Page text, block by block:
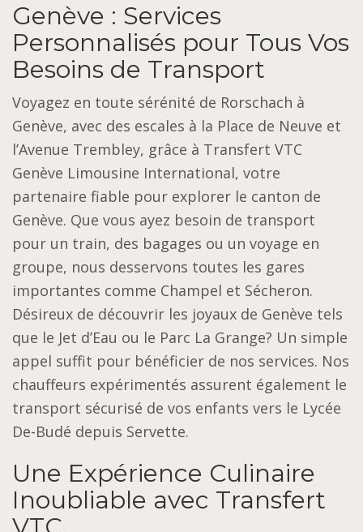
Genève : Services
Personnalisés pour Tous Vos
Besoins de Transport
Voyagez en toute sérénité de Rorschach à
Genève, avec des escales à la Place de Neuve et
l’Avenue Trembley, grâce à Transfert VTC
Genève Limousine International, votre
partenaire fiable pour explorer le canton de
Genève. Que vous ayez besoin de transport
pour un train, des bagages ou un voyage en
groupe, nous desservons toutes les gares
importantes comme Champel et Sécheron.
Désireux de découvrir les joyaux de Genève tels
que le Jet d’Eau ou le Parc La Grange? Un simple
appel suffit pour bénéficier de nos services. Nos
chauffeurs expérimentés assurent également le
transport sécurisé de vos enfants vers le Lycée
De-Budé depuis Servette.
Une Expérience Culinaire
Inoubliable avec Transfert